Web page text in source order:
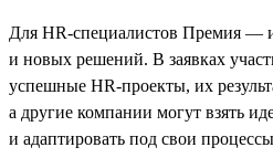
Для HR-специалистов Премия —
и новых решений. В заявках
успешные HR-проекты, их
а другие компании могут взять
и адаптировать под свои